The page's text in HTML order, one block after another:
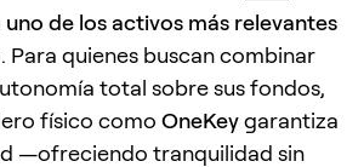
de los activos más relevantes
. Para quienes buscan combinar
total sobre sus fondos,
físico como OneKeygarantiza
—ofreciendo tranquilidad sin